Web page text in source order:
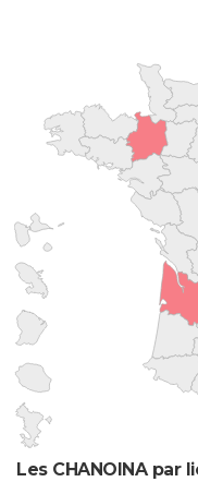
Les CHANOINA par